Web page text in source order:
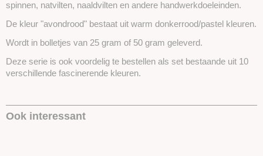
spinnen, natvilten, naaldvilten en andere handwerkdoeleinden.
De kleur "avondrood" bestaat uit warm donkerrood/pastel kleuren.
Wordt in bolletjes van 25 gram of 50 gram geleverd.
Deze serie is ook voordelig te bestellen als set bestaande uit 10
verschillende fascinerende kleuren.
Ook interessant